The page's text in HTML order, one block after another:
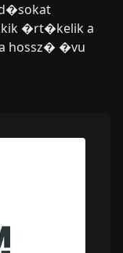
�rt�kelik a
hossz� �vu